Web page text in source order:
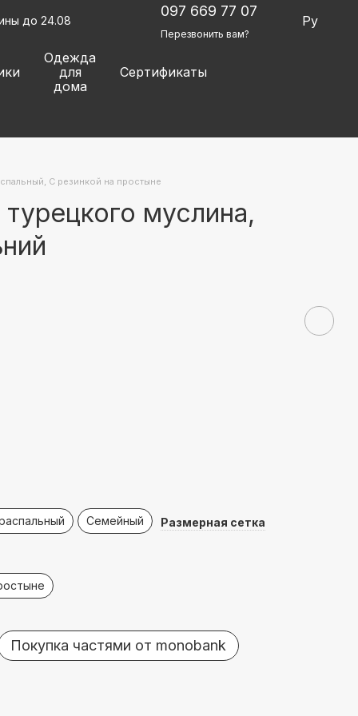
до 24.08
097 669 77 07
Перезвонить вам?
Ру
Одежда
для
дома
Сертификаты
С резинкой на простыне
муслина,
Семейный Размерная сетка
Покупка частями от monobank